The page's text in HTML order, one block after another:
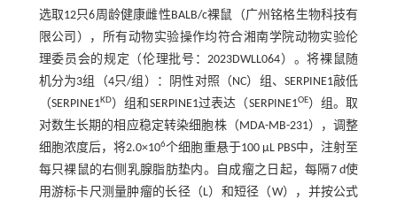
选取12只6周龄健康雌性BALB/c裸鼠（广州铭格生物科技有
限公司），所有动物实验操作均符合湘南学院动物实验伦
理委员会的规定（伦理批号：2023DWLL064）。将裸鼠随
机分为3组（4只/组）：阴性对照（NC）组、SERPINE1敲低
（SERPINE1KD）组和SERPINE1过表达（SERPINE1OE）组。取
对数生长期的相应稳定转染细胞株（MDA-MB-231），调整
细胞浓度后，将2.0×106个细胞重悬于100 μL PBS中，注射至
每只裸鼠的右侧乳腺脂肪垫内。自成瘤之日起，每隔7 d使
用游标卡尺测量肿瘤的长径（L）和短径（W），并按公式